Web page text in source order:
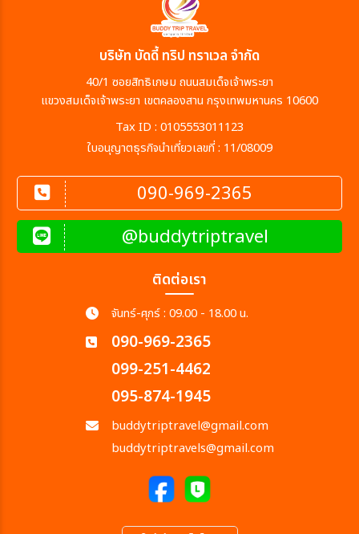
บริษัท บัดดี้ ทริป ทราเวล จำกัด
40/1 ซอยสิทธิเกษม ถนนสมเด็จเจ้าพระยา
แขวงสมเด็จเจ้าพระยา เขตคลองสาน กรุงเทพมหานคร 10600
Tax ID : 0105553011123
ใบอนุญาตธุรกิจนำเที่ยวเลขที่ : 11/08009
090-969-2365
@buddytriptravel
ติดต่อเรา
จันทร์-ศุกร์ : 09.00 - 18.00 น.
090-969-2365
099-251-4462
095-874-1945
buddytriptravel@gmail.com
buddytriptravels@gmail.com